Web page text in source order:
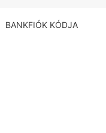
BANKFIÓK KÓDJA